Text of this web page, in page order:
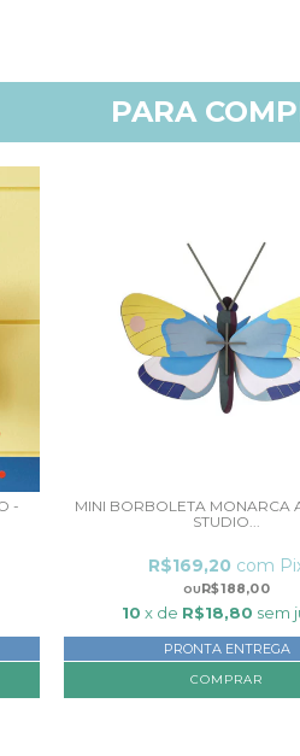
PARA
-
MINI BORBOLETA MONARCA
STUDIO...
R$188,00
R$169,20 com
10 x de R$18,80 sem
PRONTA ENTREGA